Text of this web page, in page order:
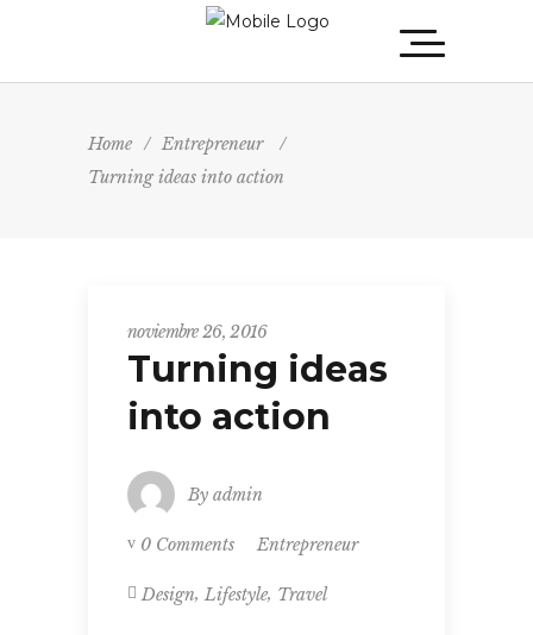
Home / Entrepreneur
/
Turning ideas into action
noviembre 26, 2016
Turning ideas
into action
By admin
0 Comments Entrepreneur
Design, Lifestyle, Travel